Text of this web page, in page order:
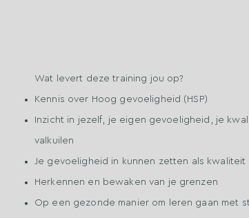
Wat levert deze training jou op?
Kennis over Hoog gevoeligheid (HSP)
Inzicht in jezelf, je eigen gevoeligheid, je
valkuilen
Je gevoeligheid in kunnen zetten als kwaliteit
Herkennen en bewaken van je grenzen
Op een gezonde manier om leren gaan met